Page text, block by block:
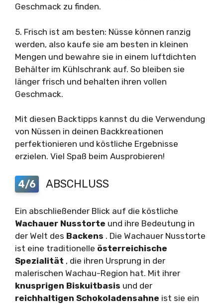
Geschmack zu finden.
5. Frisch ist am besten: Nüsse können ranzig
werden, also kaufe sie am besten in kleinen
Mengen und bewahre sie in einem luftdichten
Behälter im Kühlschrank auf. So bleiben sie
länger frisch und behalten ihren vollen
Geschmack.
Mit diesen Backtipps kannst du die Verwendung
von Nüssen in deinen Backkreationen
perfektionieren und köstliche Ergebnisse
erzielen. Viel Spaß beim Ausprobieren!
4/6 ABSCHLUSS
Ein abschließender Blick auf die köstliche
Wachauer Nusstorte und ihre Bedeutung in
der Welt des Backens . Die Wachauer Nusstorte
ist eine traditionelle österreichische
Spezialität , die ihren Ursprung in der
malerischen Wachau-Region hat. Mit ihrer
knusprigen Biskuitbasis und der
reichhaltigen Schokoladensahne ist sie ein